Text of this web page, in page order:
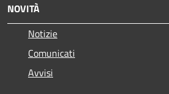
NOVITÀ
Notizie
Comunicati
Avvisi